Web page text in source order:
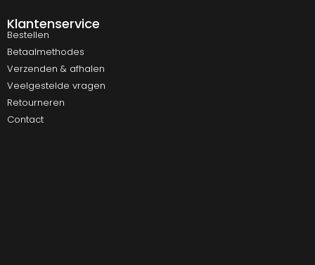
Klantenservice
Bestellen
Betaalmethodes
Verzenden & afhalen
Veelgestelde vragen
Retourneren
Contact